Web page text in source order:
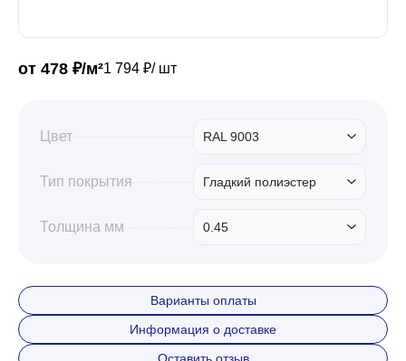
Профили для гипсокартона
от 478 ₽/м²1 794 ₽/ шт
Цвет RAL 9003
Тип покрытия Гладкий полиэстер
Толщина мм 0.45
Варианты оплаты
Информация о доставке